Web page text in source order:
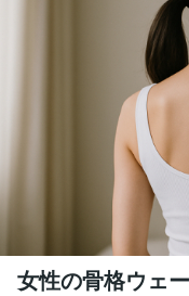
女性の骨格ウェ